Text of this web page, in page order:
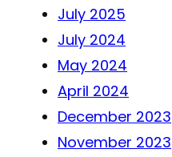
July 2025
July 2024
May 2024
April 2024
December 2023
November 2023